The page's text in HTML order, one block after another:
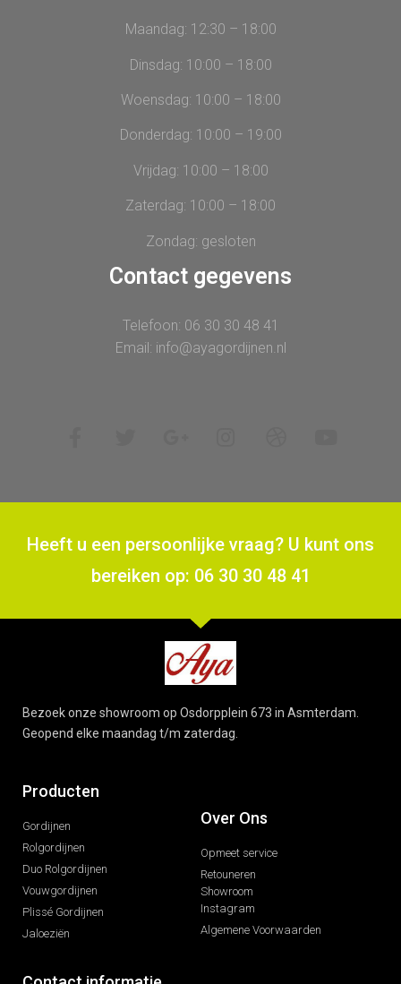
Maandag: 12:30 – 18:00
Dinsdag: 10:00 – 18:00
Woensdag: 10:00 – 18:00
Donderdag: 10:00 – 19:00
Vrijdag: 10:00 – 18:00
Zaterdag: 10:00 – 18:00
Zondag: gesloten
Contact gegevens
Telefoon: 06 30 30 48 41
Email: info@ayagordijnen.nl
Heeft u een persoonlijke vraag? U kunt ons
bereiken op: 06 30 30 48 41
Bezoek onze showroom op Osdorpplein 673 in Asmterdam.
Geopend elke maandag t/m zaterdag.
Producten
Gordijnen
Rolgordijnen
Duo Rolgordijnen
Vouwgordijnen
Plissé Gordijnen
Jaloeziën
Over Ons
Opmeet service
Retouneren
Showroom
Instagram
Algemene Voorwaarden